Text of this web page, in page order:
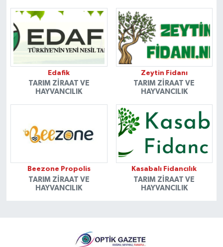
Edafik
TARIM ZIRAAT VE
HAYVANCILIK
Zeytin Fidanı
TARIM ZIRAAT VE
HAYVANCILIK
Beezone Propolis
TARIM ZIRAAT VE
HAYVANCILIK
Kasabalı Fidancılık
TARIM ZIRAAT VE
HAYVANCILIK